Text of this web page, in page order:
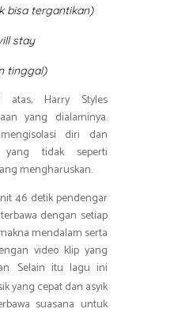
bisa tergantikan)
stay
tinggal)
Harry Styles
yang dialaminya.
diri dan
yang tidak seperti
mengharuskan.
46 detik pendengar
dengan setiap
mendalam serta
video klip yang
Selain itu lagu ini
yang cepat dan asyik
suasana untuk